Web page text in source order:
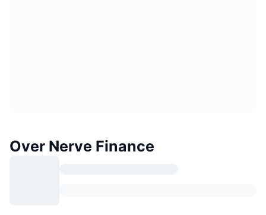
Over Nerve Finance